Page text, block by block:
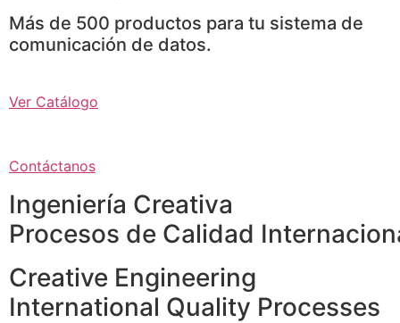
Más de 500 productos para tu sistema de
comunicación de datos.
Ver Catálogo
Contáctanos
Ingeniería Creativa
Procesos de Calidad
Creative Engineering
International Quality Processes